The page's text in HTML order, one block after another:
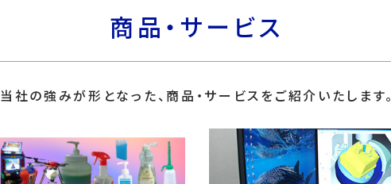
商品・サービス
当社の強みが形となった、商品・サービスをご紹介いたします。